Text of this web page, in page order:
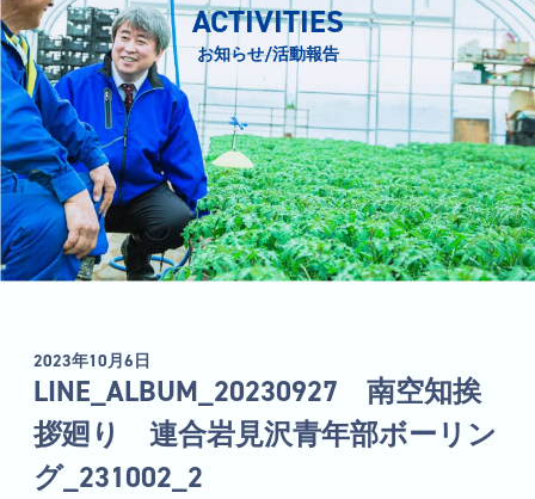
ACTIVITIES
お知らせ/活動報告
2023年10月6日
LINE_ALBUM_20230927 南空知挨
拶廻り 連合岩見沢青年部ボーリン
グ_231002_2